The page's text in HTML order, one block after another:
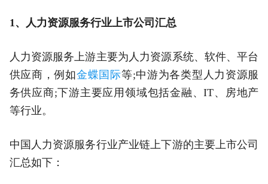
1、人力资源服务行业上市公司汇总
人力资源服务上游主要为人力资源系统、软件、平台
供应商，例如金蝶国际等;中游为各类型人力资源服
务供应商;下游主要应用领域包括金融、IT、房地产
等行业。
中国人力资源服务行业产业链上下游的主要上市公司
汇总如下：